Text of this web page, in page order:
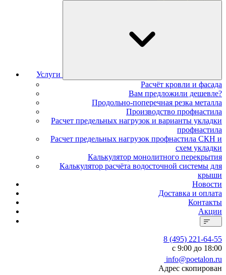
Услуги
Расчёт кровли и фасада
Вам предложили дешевле?
Продольно-поперечная резка металла
Производство профнастила
Расчет предельных нагрузок и варианты укладки
профнастила
Расчет предельных нагрузок профнастила СКН и
схем укладки
Калькулятор монолитного перекрытия
Калькулятор расчёта водосточной системы для
крыши
Новости
Доставка и оплата
Контакты
Акции
8 (495) 221-64-55
с 9:00 до 18:00
info@poetalon.ru
Адрес скопирован